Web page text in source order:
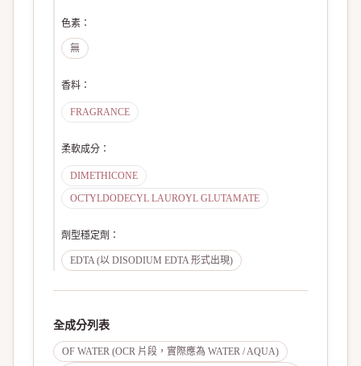
色素 ：
無
香料 ：
FRAGRANCE
柔軟成分 ：
DIMETHICONE
OCTYLDODECYL LAUROYL GLUTAMATE
劑型穩定劑 ：
EDTA (以 DISODIUM EDTA 形式出現)
全成分列表
OF WATER (OCR 片段，實際應為 WATER / AQUA)